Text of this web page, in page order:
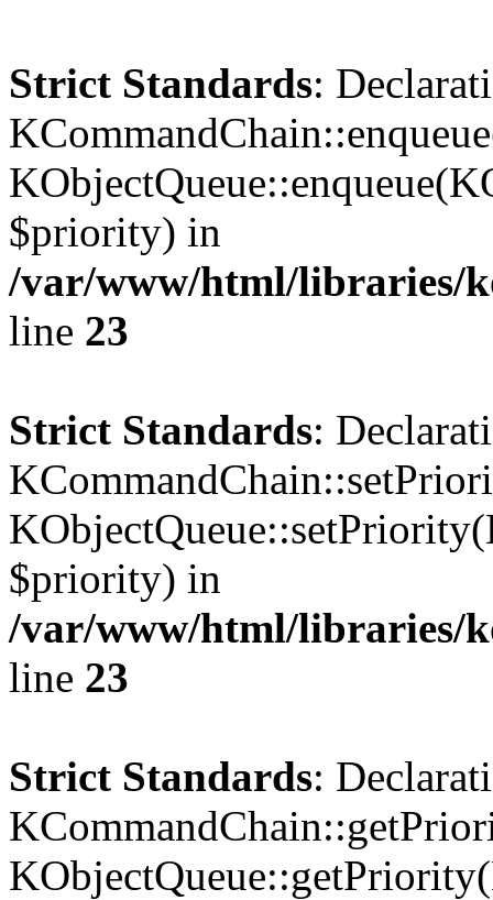
Strict Standards:
$priority) in
/var/www/html/libraries/
line 23
Strict Standards:
$priority) in
/var/www/html/libraries/
line 23
Strict Standards: